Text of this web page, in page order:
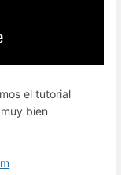
el tutorial
bien